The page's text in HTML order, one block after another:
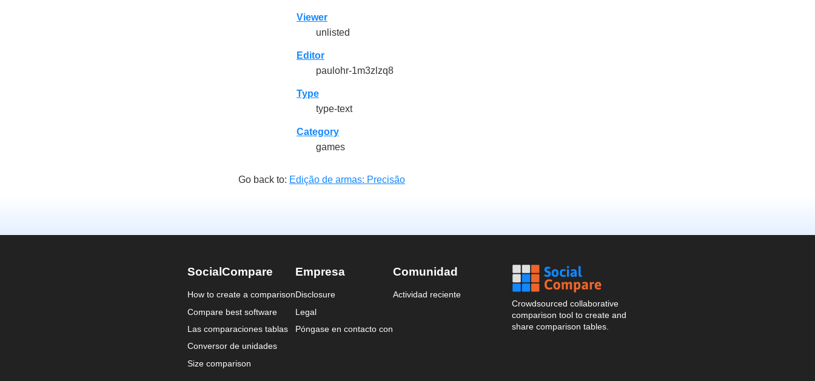
Viewer
unlisted
Editor
paulohr-1m3zlzq8
Type
type-text
Category
games
Go back to: Edição de armas: Precisão
SocialCompare
How to create a comparison
Compare best software
Las comparaciones tablas
Conversor de unidades
Size comparison
Empresa
Disclosure
Legal
Póngase en contacto con
Comunidad
Actividad reciente
Crowdsourced collaborative
comparison tool to create and
share comparison tables.